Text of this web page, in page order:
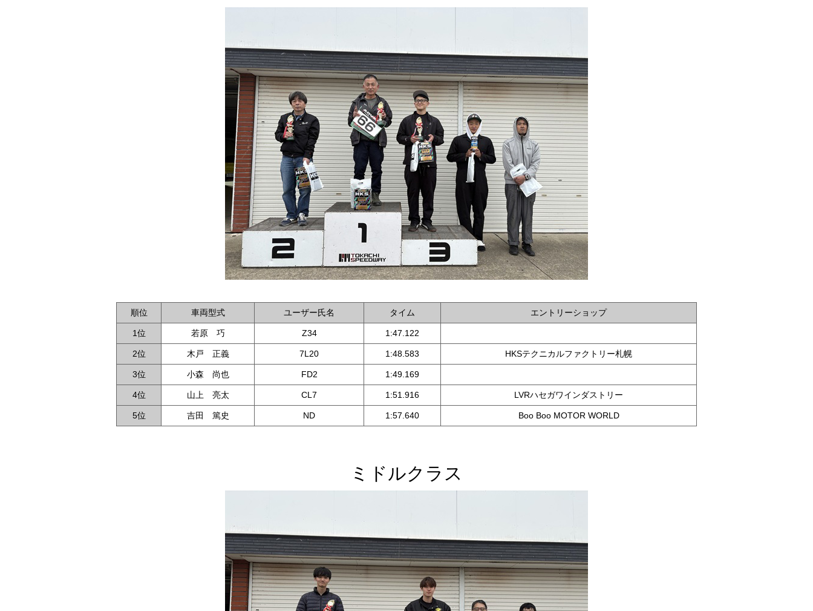
順位 車両型式 ユーザー氏名 タイム エントリーショップ
1位 若原 巧 Z34 1:47.122
2位 木戸 正義 7L20 1:48.583 HKSテクニカルファクトリー札幌
3位 小森 尚也 FD2 1:49.169
4位 山上 亮太 CL7 1:51.916 LVRハセガワインダストリー
5位 吉田 篤史 ND 1:57.640 Boo Boo MOTOR WORLD
ミドルクラス